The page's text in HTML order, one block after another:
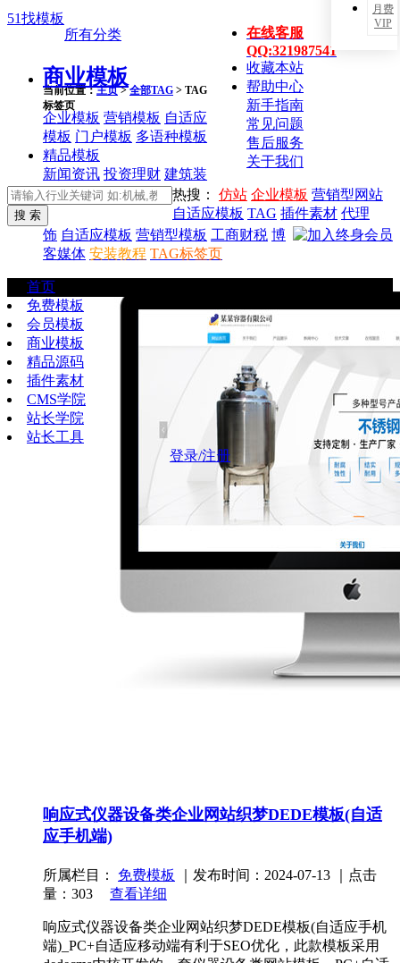
在线客服
QQ:321987541
收藏本站
帮助中心
新手指南
常见问题
售后服务
关于我们
51找模板
热搜： 仿站 企业模板 营销型网站
自适应模板 TAG 插件素材 代理
所有分类
商业模板
企业模板 营销模板 自适应
模板 门户模板 多语种模板
精品模板
新闻资讯 投资理财 建筑装
饰 自适应模板 营销型模板 工商财税 博
客媒体 安装教程 TAG标签页
首页
免费模板
会员模板
商业模板
精品源码
插件素材
CMS学院
站长学院
站长工具
登录/注册
当前位置：主页>全部TAG > TAG
标签页
响应式仪器设备类企业网站织梦DEDE模板(自适
应手机端)
所属栏目： 免费模板
｜发布时间：2024-07-13 ｜点击
量：303
查看详细
响应式仪器设备类企业网站织梦DEDE模板(自适应手机
端)_PC+自适应移动端有利于SEO优化，此款模板采用
月费
VIP